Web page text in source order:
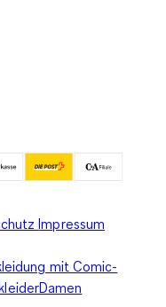
Impressum
mit Comic-
Damen